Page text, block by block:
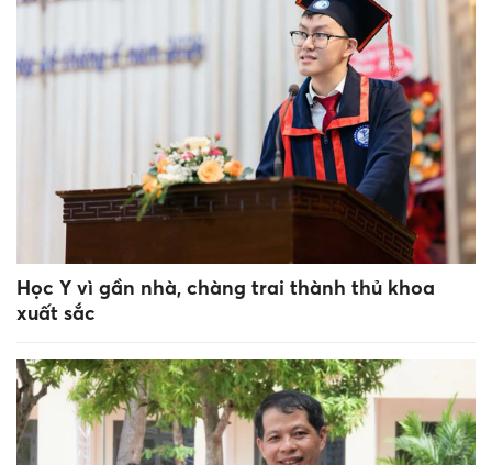
Học Y vì gần nhà, chàng trai thành thủ khoa
xuất sắc